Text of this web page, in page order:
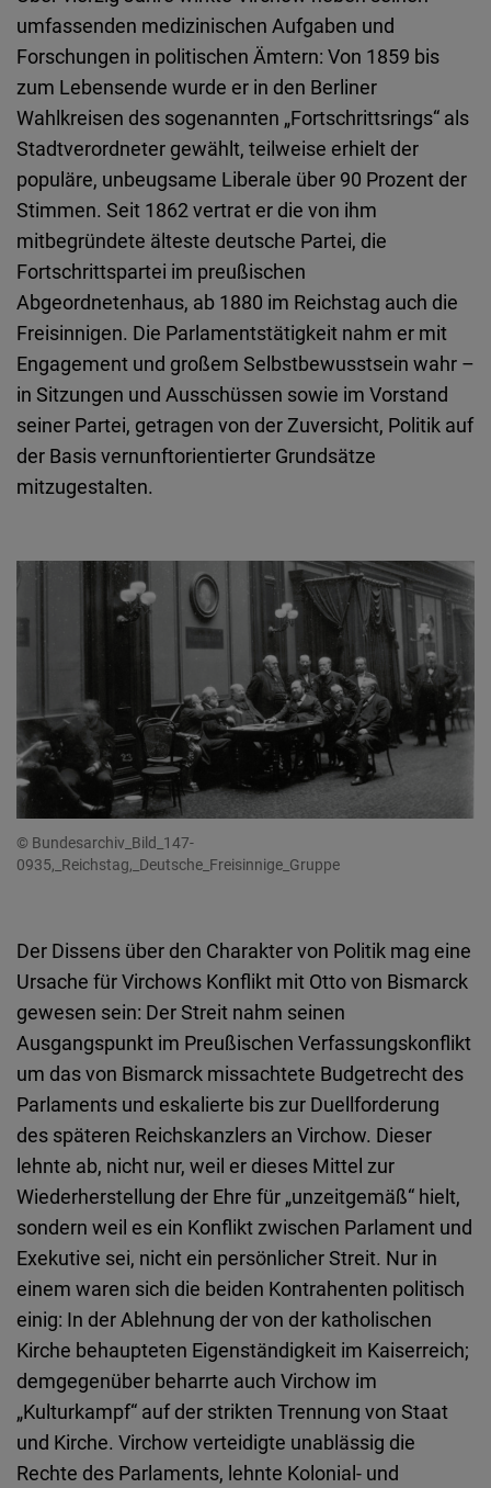
umfassenden medizinischen Aufgaben und
Forschungen in politischen Ämtern: Von 1859 bis
zum Lebensende wurde er in den Berliner
Wahlkreisen des sogenannten „Fortschrittsrings“ als
Stadtverordneter gewählt, teilweise erhielt der
populäre, unbeugsame Liberale über 90 Prozent der
Stimmen. Seit 1862 vertrat er die von ihm
mitbegründete älteste deutsche Partei, die
Fortschrittspartei im preußischen
Abgeordnetenhaus, ab 1880 im Reichstag auch die
Freisinnigen. Die Parlamentstätigkeit nahm er mit
Engagement und großem Selbstbewusstsein wahr –
in Sitzungen und Ausschüssen sowie im Vorstand
seiner Partei, getragen von der Zuversicht, Politik auf
der Basis vernunftorientierter Grundsätze
mitzugestalten.
© Bundesarchiv_Bild_147-
0935,_Reichstag,_Deutsche_Freisinnige_Gruppe
Der Dissens über den Charakter von Politik mag eine
Ursache für Virchows Konflikt mit Otto von Bismarck
gewesen sein: Der Streit nahm seinen
Ausgangspunkt im Preußischen Verfassungskonflikt
um das von Bismarck missachtete Budgetrecht des
Parlaments und eskalierte bis zur Duellforderung
des späteren Reichskanzlers an Virchow. Dieser
lehnte ab, nicht nur, weil er dieses Mittel zur
Wiederherstellung der Ehre für „unzeitgemäß“ hielt,
sondern weil es ein Konflikt zwischen Parlament und
Exekutive sei, nicht ein persönlicher Streit. Nur in
einem waren sich die beiden Kontrahenten politisch
einig: In der Ablehnung der von der katholischen
Kirche behaupteten Eigenständigkeit im Kaiserreich;
demgegenüber beharrte auch Virchow im
„Kulturkampf“ auf der strikten Trennung von Staat
und Kirche. Virchow verteidigte unablässig die
Rechte des Parlaments, lehnte Kolonial- und